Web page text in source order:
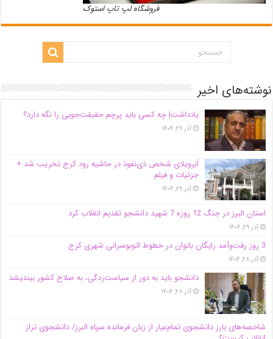
فروشگاه لپ تاپ استوک
نوشته‌های اخیر
یادداشت| ‌چه کسی باید پرچم حقیقت‌جویی را نگه دارد؟
آذر ۲۹, ۱۴۰۴
اَبَر‌ویلای شخص ذی‌نفوذ در حاشیه‌ رود کرج تخریب شد +
جزئیات و فیلم
آذر ۲۹, ۱۴۰۴
استان البرز در جنگ 12 روزه 7 شهید دانشجو تقدیم انقلاب کرد
آذر ۲۹, ۱۴۰۴
3 روز رفت‌وآمد رایگان بانوان در خطوط اتوبوسرانی شهری کرج
آذر ۲۸, ۱۴۰۴
دانشجو باید به دور از سیاست‌زدگی، به صلاح کشور بیندیشد
آذر ۲۸, ۱۴۰۴
شاخصه‌های بارز دانشجوی تمام‌عیار از زبان فرمانده سپاه البرز/ دانشجوی تراز